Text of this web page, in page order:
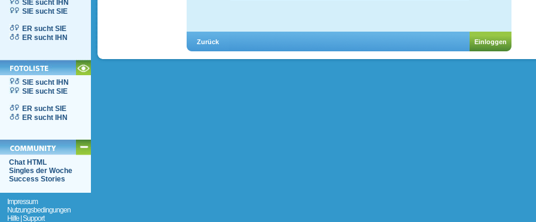
SIE sucht IHN
SIE sucht SIE
ER sucht SIE
ER sucht IHN
SIE sucht IHN
SIE sucht SIE
ER sucht SIE
ER sucht IHN
Chat HTML
Singles der Woche
Success Stories
Impressum
Nutzungsbedingungen
Hilfe | Support